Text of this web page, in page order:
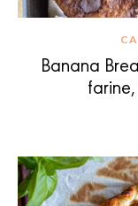
Banana